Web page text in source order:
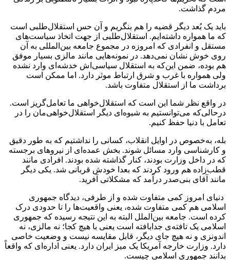
مردم گذاشت.
باید یک بُعد دیگر قضیه را هم بنگریم و آن حس استقلال‌طلبی است
که ما همواره داشته‌ایم. استقلال‌طلبی از جهت اتخاذ سیاست‌های
مستقل و انفرادی که امروزه در مجموع جامعه بین‌المللی به آن
روی خوش نشان نمی‌دهد. در نمونه‌هایی مانند مالزی بسیار موفق
هم بوده، ضمن این‌که به استقلال سیاسی‌اش خدشه‌ای وارد نشده
ولی همواره با غرب و شرق ارتباط موثر دارد. اما ممکن است
برداشت ما از استقلال متفاوت باشد.
در واقع نظر شما این است که استقلال‌خواهی ما تعامل‌گریز است.
در‌حالی‌که می‌توانستیم به شیوه‌ای دیگر استقلال‌خواهی‌مان را در
تعامل با دنیا حفظ کنیم.
بله، به‌خصوص در اوایل انقلاب، کسانی را نداشتیم که به طور دقیق
و کارشناسی وارد مسائل شوند. بخش عمده‌ای از نیروهای برجسته
که در داخل وزارت بودند، کنار گذاشته شده بودند. افرادی مانند
قطب‌زاده هم ورود کردند که بعدا خودش قربانی شد. یکی دیگر
مانند آقای بنی‌صدر درآمد که مشکلاتی آفرید.
دنیای امروز کمی متفاوت شده و از طرفی، دیدگاه جمهوری
اسلامی هم کمی متفاوت شده، یعنی واقعیت‌ها را تا حدودی درک
کرده است. جامعه بین‌الملل البته به این نتیجه رسیده که جمهوری
اسلامی یک تافته‌ی جدابافته است یعنی با هیچ کجا؛ نه مالزی، نه
اندونزی و نه هیچ جای دیگر، قابل مقایسه نیست و وضعیت خاصی
دارد. وزارت خارجه آمریکا یک میز ایران دارد. یعنی اداره‌ای که واقعاً
بدانند جمهوری اسلامی چیست.